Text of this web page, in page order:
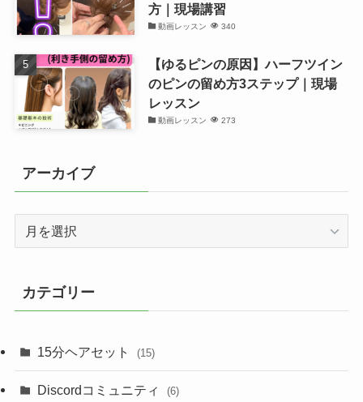
方｜現場講習
動画レッスン 340
【ゆるピンの原因】ハーフツイン
のピンの留め方3ステップ｜現場
レッスン
動画レッスン 273
アーカイブ
ブ
カテゴリー
15分ヘアセット (15)
Discordコミュニティ (6)